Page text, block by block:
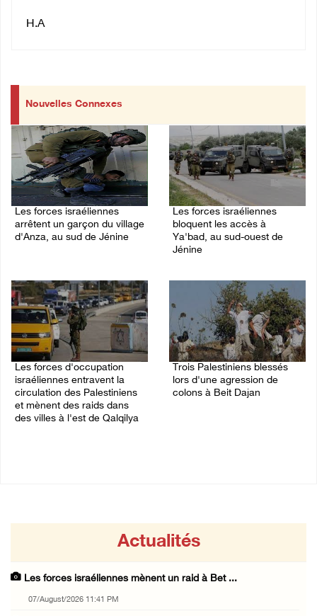
H.A
Nouvelles Connexes
Les forces israéliennes
arrêtent un garçon du village
d'Anza, au sud de Jénine
Les forces israéliennes
bloquent les accès à
Ya'bad, au sud-ouest de
Jénine
Les forces d'occupation
israéliennes entravent la
circulation des Palestiniens
et mènent des raids dans
des villes à l'est de Qalqilya
Trois Palestiniens blessés
lors d'une agression de
colons à Beit Dajan
Actualités
Les forces israéliennes mènent un raid à Bet ...
07/August/2026 11:41 PM